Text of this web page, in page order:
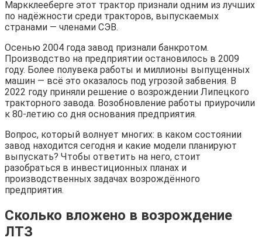
Маркклееберге этот трактор признали одним из лучших
по надёжности среди тракторов, выпускаемых
странами — членами СЭВ.
Осенью 2004 года завод признали банкротом.
Производство на предприятии остановилось в 2009
году. Более полувека работы и миллионы выпущенных
машин — всё это оказалось под угрозой забвения. В
2022 году приняли решение о возрождении Липецкого
тракторного завода. Возобновление работы приурочили
к 80-летию со дня основания предприятия.
Вопрос, который волнует многих: в каком состоянии
завод находится сегодня и какие модели планируют
выпускать? Чтобы ответить на него, стоит
разобраться в инвестиционных планах и
производственных задачах возрождённого
предприятия.
Сколько вложено в возрождение
ЛТЗ